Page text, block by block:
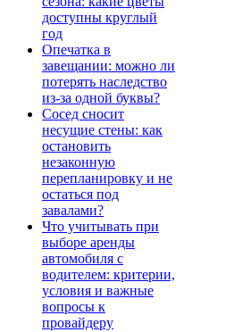
доступны круглый
год
Опечатка в
завещании: можно ли
потерять наследство
из-за одной буквы?
Сосед сносит
несущие стены: как
остановить
незаконную
перепланировку и не
остаться под
завалами?
Что учитывать при
выборе аренды
автомобиля с
водителем: критерии,
условия и важные
вопросы к
провайдеру